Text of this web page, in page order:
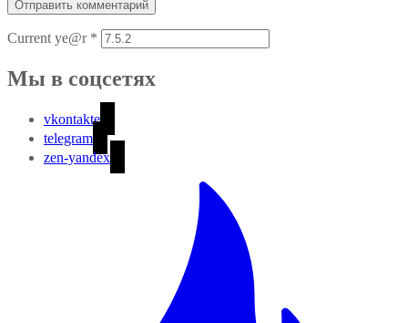
Current ye@r *
Мы в соцсетях
vkontakte
telegram
zen-yandex